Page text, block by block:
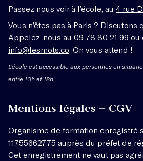
Passez nous voir à l’école, au 4 rue
Vous n’êtes pas à Paris ? Discutons
Appelez-nous au 09 78 80 21 99 ou
info@lesmots.co. On vous attend !
L'école estaccessible aux personnes en
entre 10h et 18h.
Mentions légales – CGV
Organisme de formation enregistré
11755662775 auprès du préfet de
Cet enregistrement ne vaut pas